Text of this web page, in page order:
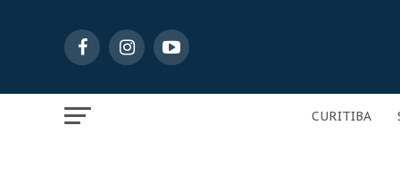
CURITIBA